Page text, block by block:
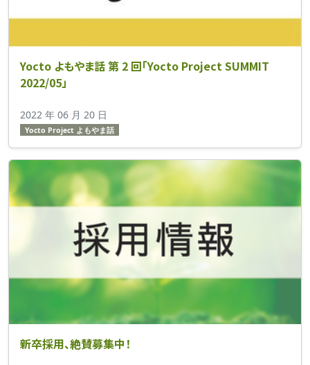
Yocto よもやま話 第 2 回「Yocto Project SUMMIT
2022/05」
2022 年 06 月 20 日
Yocto Project よもやま話
新卒採用、絶賛募集中！